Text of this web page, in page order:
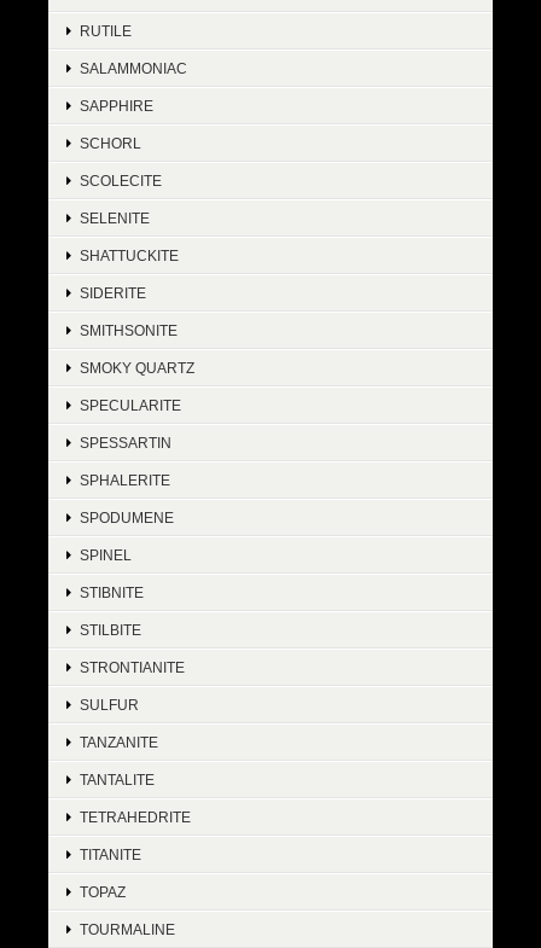
RUTILE
SALAMMONIAC
SAPPHIRE
SCHORL
SCOLECITE
SELENITE
SHATTUCKITE
SIDERITE
SMITHSONITE
SMOKY QUARTZ
SPECULARITE
SPESSARTIN
SPHALERITE
SPODUMENE
SPINEL
STIBNITE
STILBITE
STRONTIANITE
SULFUR
TANZANITE
TANTALITE
TETRAHEDRITE
TITANITE
TOPAZ
TOURMALINE